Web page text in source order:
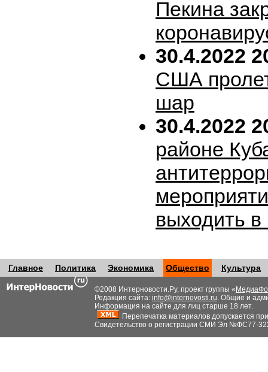
Пекина
30.4.2022
США
шар
30.4.2022
районе
выходить
Главное Политика Экономика Общество Культура
©2008 Интерновости.Ру, проект группы «
Редакция сайта: info@internovosti.ru. Общие и
Информация на сайте для лиц старше 18 лет.
Перепечатка материалов допускается
Свидетельство о регистрации СМИ Эл №ФС77-